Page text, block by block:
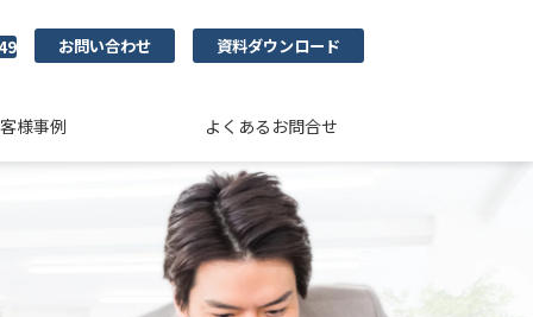
お問い合わせ 資料ダウンロード
様事例 よくあるお問合せ